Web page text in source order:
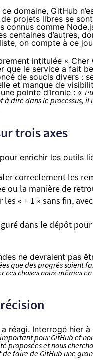
domaine, GitHub
projets libres se
comme
centaines d’autres,
, on compte à ce
intitulée «
que le service a fait
de soucis divers :
et manque de
pointe d’ironie : «
dire dans le processus,
trois axes
enrichir les outils
correctement les
ou la manière de
« + 1 » sans fin,
dans le dépôt
ne devraient pas
que des progrès soient
choses nous-mêmes
réagi. Interrogé hier à
pour GitHub et
proposées et nous
faire de GitHub une